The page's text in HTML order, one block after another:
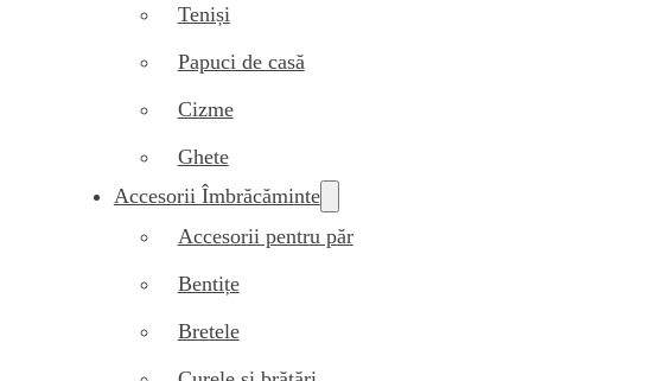
Teniși
Papuci de casă
Cizme
Ghete
Accesorii Îmbrăcăminte
Accesorii pentru păr
Bentițe
Bretele